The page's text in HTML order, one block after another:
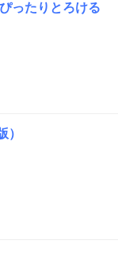
ったりとろける